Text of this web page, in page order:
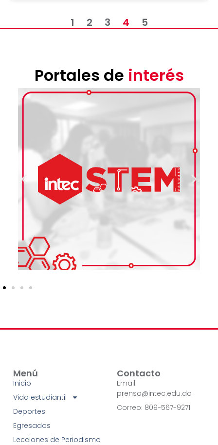
1 2 3 4 5
Portales de interés
Menú
Inicio
Vida estudiantil
Deportes
Egresados
Lecciones de Periodismo
Contacto
Email:
prensa@intec.edu.do
Correo: 809-567-9271